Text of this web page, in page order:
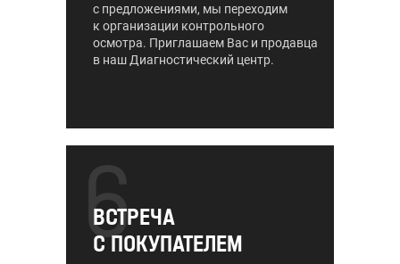
с предложениями, мы переходим
к организации контрольного
осмотра. Приглашаем Вас и продавца
в наш Диагностический центр.
ВСТРЕЧА
С ПОКУПАТЕЛЕМ
6